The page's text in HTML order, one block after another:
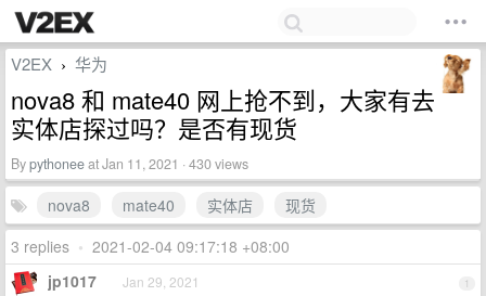
V2EX › 华为
nova8 和 mate40 网上抢不到，大家有去
实体店探过吗？是否有现货
Bypythoneeat Jan 11, 2021 · 430 views
nova8 mate40 实体店
现货
3 replies • 2021-02-04 09:17:18 +08:00
1
jp1017 Jan 29, 2021